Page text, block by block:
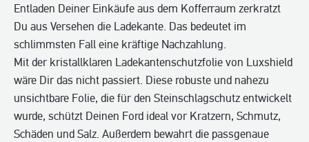
Entladen Deiner Einkäufe aus dem Kofferraum zerkratzt
Du aus Versehen die Ladekante. Das bedeutet im
schlimmsten Fall eine kräftige Nachzahlung.
Mit der kristallklaren Ladekantenschutzfolie von Luxshield
wäre Dir das nicht passiert. Diese robuste und nahezu
unsichtbare Folie, die für den Steinschlagschutz entwickelt
wurde, schützt Deinen Ford ideal vor Kratzern, Schmutz,
Schäden und Salz. Außerdem bewahrt die passgenaue